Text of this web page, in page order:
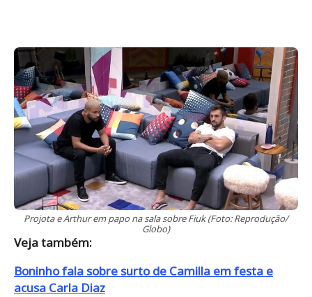
Projota e Arthur em papo na sala sobre Fiuk (Foto: Reprodução/
Globo)
Veja também:
Boninho fala sobre surto de Camilla em festa e
acusa Carla Diaz